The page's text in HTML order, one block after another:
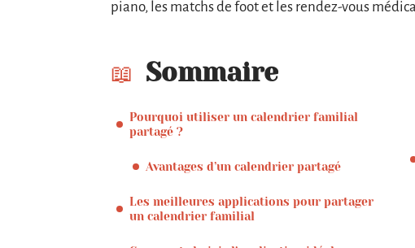
piano, les matchs de foot et les rendez-vous
Sommaire
Pourquoi utiliser un calendrier familial
partagé ?
Avantages d’un calendrier partagé
Les meilleures applications pour partager
un calendrier familial